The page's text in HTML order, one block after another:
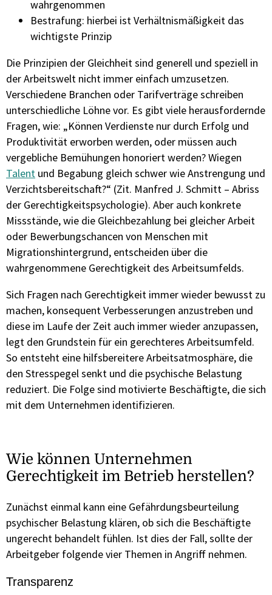
wahrgenommen
Bestrafung: hierbei ist Verhältnismäßigkeit das
wichtigste Prinzip
Die Prinzipien der Gleichheit sind generell und speziell in
der Arbeitswelt nicht immer einfach umzusetzen.
Verschiedene Branchen oder Tarifverträge schreiben
unterschiedliche Löhne vor. Es gibt viele herausfordernde
Fragen, wie: „Können Verdienste nur durch Erfolg und
Produktivität erworben werden, oder müssen auch
vergebliche Bemühungen honoriert werden? Wiegen
Talent und Begabung gleich schwer wie Anstrengung und
Verzichtsbereitschaft?“ (Zit. Manfred J. Schmitt – Abriss
der Gerechtigkeitspsychologie). Aber auch konkrete
Missstände, wie die Gleichbezahlung bei gleicher Arbeit
oder Bewerbungschancen von Menschen mit
Migrationshintergrund, entscheiden über die
wahrgenommene Gerechtigkeit des Arbeitsumfelds.
Sich Fragen nach Gerechtigkeit immer wieder bewusst zu
machen, konsequent Verbesserungen anzustreben und
diese im Laufe der Zeit auch immer wieder anzupassen,
legt den Grundstein für ein gerechteres Arbeitsumfeld.
So entsteht eine hilfsbereitere Arbeitsatmosphäre, die
den Stresspegel senkt und die psychische Belastung
reduziert. Die Folge sind motivierte Beschäftigte, die sich
mit dem Unternehmen identifizieren.
Wie können Unternehmen
Gerechtigkeit im Betrieb herstellen?
Zunächst einmal kann eine Gefährdungsbeurteilung
psychischer Belastung klären, ob sich die Beschäftigte
ungerecht behandelt fühlen. Ist dies der Fall, sollte der
Arbeitgeber folgende vier Themen in Angriff nehmen.
Transparenz